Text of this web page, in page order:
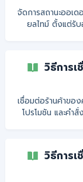
จัดการสถานะออเด
ยลไทม์ ตั้งแต่รั
วิธีการ
เชื่อมต่อร้านค้าขอ
โปรโมชัน และคำ
วิธีการ